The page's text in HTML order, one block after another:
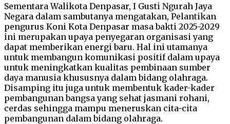
Sementara Walikota Denpasar, I Gusti Ngurah Jaya
Negara dalam sambutanya mengatakan, Pelantikan
pengurus Koni Kota Denpasar masa bakti 2025-2029
ini merupakan upaya penyegaran organisasi yang
dapat memberikan energi baru. Hal ini utamanya
untuk membangun komunikasi positif dalam upaya
untuk meningkatkan kualitas pembinaan sumber
daya manusia khususnya dalam bidang olahraga.
Disamping itu juga untuk membentuk kader-kader
pembangunan bangsa yang sehat jasmani rohani,
cerdas sehingga mampu meneruskan cita-cita
pembangunan dalam bidang olahraga.